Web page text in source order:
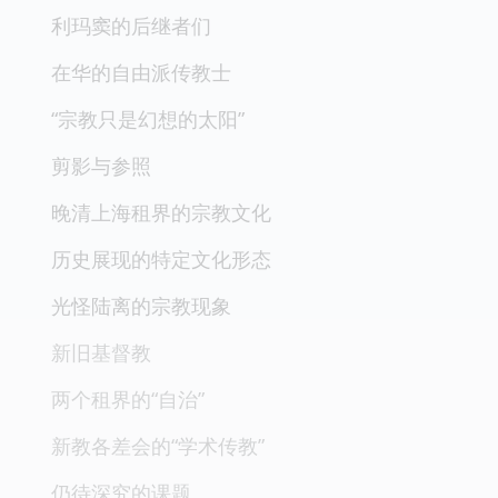
利玛窦的后继者们
在华的自由派传教士
“宗教只是幻想的太阳”
剪影与参照
晚清上海租界的宗教文化
历史展现的特定文化形态
光怪陆离的宗教现象
新旧基督教
两个租界的“自治”
新教各差会的“学术传教”
仍待深究的课题